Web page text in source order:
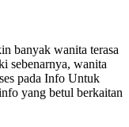
banyak wanita terasa
sebenarnya, wanita
pada Info Untuk
yang betul berkaitan